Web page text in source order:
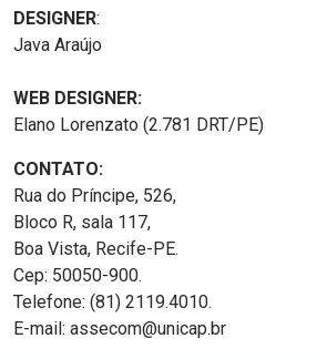
DESIGNER:
Java Araújo
WEB DESIGNER:
Elano Lorenzato (2.781 DRT/PE)
CONTATO:
Rua do Príncipe, 526,
Bloco R, sala 117,
Boa Vista, Recife-PE.
Cep: 50050-900.
Telefone: (81) 2119.4010.
E-mail: assecom@unicap.br